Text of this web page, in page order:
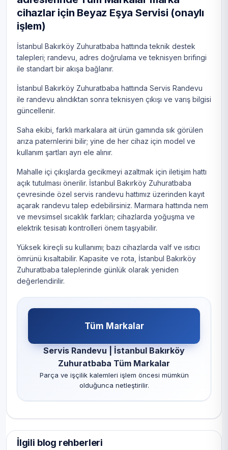
cihazlar için Beyaz Eşya Servisi (onaylı
işlem)
İstanbul Bakırköy Zuhuratbaba hattında teknik destek
talepleri; randevu, adres doğrulama ve teknisyen brifingi
ile standart bir akışa bağlanır.
İstanbul Bakırköy Zuhuratbaba hattında Servis Randevu
ile randevu alındıktan sonra teknisyen çıkışı ve varış bilgisi
güncellenir.
Saha ekibi, farklı markalara ait ürün gamında sık görülen
arıza paternlerini bilir; yine de her cihaz için model ve
kullanım şartları ayrı ele alınır.
Mahalle içi çıkışlarda gecikmeyi azaltmak için iletişim hattı
açık tutulması önerilir. İstanbul Bakırköy Zuhuratbaba
çevresinde özel servis randevu hattımız üzerinden kayıt
açarak randevu talep edebilirsiniz. Marmara hattında nem
ve mevsimsel sıcaklık farkları; cihazlarda yoğuşma ve
elektrik tesisatı kontrolleri önem taşıyabilir.
Yüksek kireçli su kullanımı; bazı cihazlarda valf ve ısıtıcı
ömrünü kısaltabilir. Kapasite ve rota, İstanbul Bakırköy
Zuhuratbaba taleplerinde günlük olarak yeniden
değerlendirilir.
Tüm Markalar
Servis Randevu | İstanbul Bakırköy
Zuhuratbaba Tüm Markalar
Parça ve işçilik kalemleri işlem öncesi mümkün
olduğunca netleştirilir.
İlgili blog rehberleri